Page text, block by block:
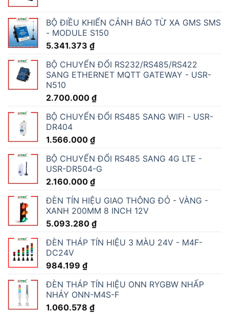
BỘ ĐIỀU KHIỂN CẢNH BÁO TỪ XA GMS SMS
- MODULE S150
5.341.373 ₫
BỘ CHUYỂN ĐỔI RS232/RS485/RS422
SANG ETHERNET MQTT GATEWAY - USR-
N510
2.700.000 ₫
BỘ CHUYỂN ĐỔI RS485 SANG WIFI - USR-
DR404
1.566.000 ₫
BỘ CHUYỂN ĐỔI RS485 SANG 4G LTE -
USR-DR504-G
2.160.000 ₫
ĐÈN TÍN HIỆU GIAO THÔNG ĐỎ - VÀNG -
XANH 200MM 8 INCH 12V
5.093.280 ₫
ĐÈN THÁP TÍN HIỆU 3 MÀU 24V - M4F-
DC24V
984.199 ₫
ĐÈN THÁP TÍN HIỆU ONN RYGBW NHẤP
NHÁY ONN-M4S-F
1.060.578 ₫